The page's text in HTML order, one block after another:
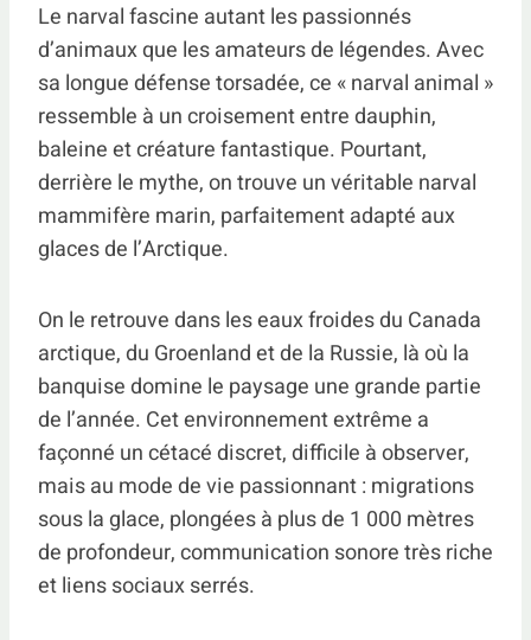
Le narval fascine autant les passionnés
d’animaux que les amateurs de légendes. Avec
sa longue défense torsadée, ce « narval animal »
ressemble à un croisement entre dauphin,
baleine et créature fantastique. Pourtant,
derrière le mythe, on trouve un véritable narval
mammifère marin, parfaitement adapté aux
glaces de l’Arctique.
On le retrouve dans les eaux froides du Canada
arctique, du Groenland et de la Russie, là où la
banquise domine le paysage une grande partie
de l’année. Cet environnement extrême a
façonné un cétacé discret, difficile à observer,
mais au mode de vie passionnant : migrations
sous la glace, plongées à plus de 1 000 mètres
de profondeur, communication sonore très riche
et liens sociaux serrés.